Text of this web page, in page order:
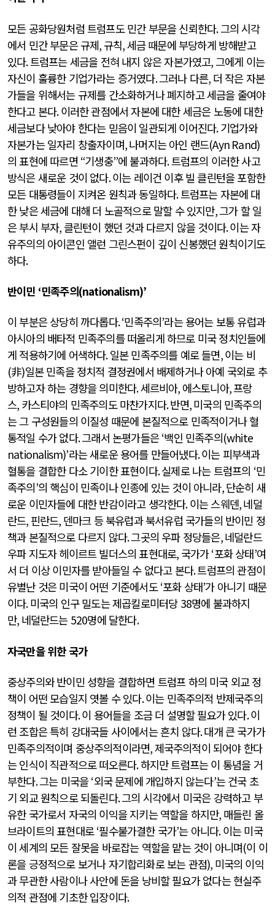
모든 공화당원처럼 트럼프도 민간 부문을 신뢰한다.그의 시각
에서 민간 부문은 규제, 규칙,세금 때문에 부당하게 방해받고
있다.트럼프는 세금을 전혀 내지 않은 자본가였고,그에게 이는
자신이 훌륭한 기업가라는 증거였다.그러나 다른, 더 작은 자본
가들을 위해서는 규제를 간소화하거나 폐지하고 세금을 줄여야
한다고 본다.이러한 관점에서 자본에 대한 세금은 노동에 대한
세금보다 낮아야 한다는 믿음이 일관되게 이어진다.기업가와
자본가는 일자리 창출자이며,나머지는 아인 랜드(Ayn Rand)
의 표현에 따르면 “기생충”에 불과하다.트럼프의 이러한 사고
방식은 새로운 것이 없다.이는 레이건 이후 빌 클린턴을 포함한
모든 대통령들이 지켜온 원칙과 동일하다.트럼프는 자본에 대
한 낮은 세금에 대해 더 노골적으로 말할 수 있지만,그가 할 일
은 부시 부자,클린턴이 했던 것과 다르지 않을 것이다.이는 자
유주의의 아이콘인 앨런 그린스펀이 깊이 신봉했던 원칙이기도
하다.
반이민 ‘민족주의(nationalism)’
이 부분은 상당히 까다롭다. ‘민족주의’라는 용어는 보통 유럽과
아시아의 배타적 민족주의를 떠올리게 하므로 미국 정치인들에
게 적용하기에 어색하다.일본 민족주의를 예로 들면,이는 비
(非)일본 민족을 정치적 결정권에서 배제하거나 아예 국외로 추
방하고자 하는 경향을 의미한다.세르비아, 에스토니아,프랑
스, 카스티야의 민족주의도 마찬가지다.반면,미국의 민족주의
는 그 구성원들의 이질성 때문에 본질적으로 민족적이거나 혈
통적일 수가 없다.그래서 논평가들은‘백인 민족주의(white
nationalism)’라는 새로운 용어를 만들어냈다.이는 피부색과
혈통을 결합한 다소 기이한 표현이다.실제로 나는 트럼프의 ‘민
족주의’의 핵심이 민족이나 인종에 있는 것이 아니라,단순히 새
로운 이민자들에 대한 반감이라고 생각한다.이는 스웨덴,네덜
란드, 핀란드, 덴마크 등 북유럽과 북서유럽 국가들의 반이민 정
책과 본질적으로 다르지 않다.그곳의 우파 정당들은,네덜란드
우파 지도자 헤이르트 빌더스의 표현대로, 국가가‘포화 상태’여
서 더 이상 이민자를 받아들일 수 없다고 본다.트럼프의 관점이
유별난 것은 미국이 어떤 기준에서도‘포화 상태’가 아니기 때문
이다.미국의 인구 밀도는 제곱킬로미터당 38명에 불과하지
만, 네덜란드는 520명에 달한다.
자국만을 위한 국가
중상주의와 반이민 성향을 결합하면 트럼프 하의 미국 외교 정
책이 어떤 모습일지 엿볼 수 있다.이는 민족주의적 반제국주의
정책이 될 것이다.이 용어들을 조금 더 설명할 필요가 있다.이
런 조합은 특히 강대국들 사이에서는 흔치 않다.대개 큰 국가가
민족주의적이며 중상주의적이라면,제국주의적이 되어야 한다
는 인식이 직관적으로 떠오른다.하지만 트럼프는 이 통념을 거
부한다.그는 미국을‘외국 문제에 개입하지 않는다’는 건국 초
기 외교 원칙으로 되돌린다.그의 시각에서 미국은 강력하고 부
유한 국가로서 자국의 이익을 지키는 역할을 하지만, 매들린 올
브라이트의 표현대로‘필수불가결한 국가’는 아니다.이는 미국
이 세계의 모든 잘못을 바로잡는 역할을 맡는 것이 아니며(이 이
론을 긍정적으로 보거나 자기합리화로 보는 관점), 미국의 이익
과 무관한 사람이나 사안에 돈을 낭비할 필요가 없다는 현실주
의적 관점에 기초한 입장이다.